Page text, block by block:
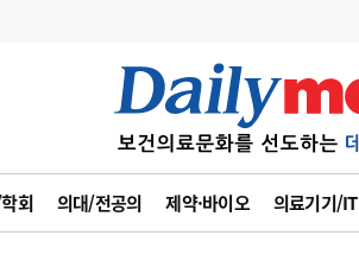
회 의대/전공의 제약·바이오 의료기기/IT
6
관리
사고
수첩